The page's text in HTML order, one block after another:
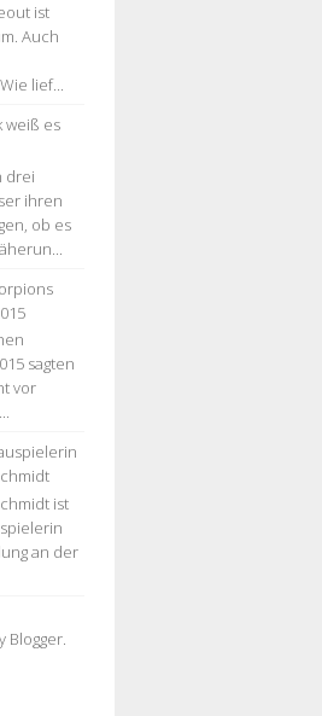
ist
Auch
lief...
weiß es
drei
ihren
ob es
sagten
vor
ist
an der
Blogger.